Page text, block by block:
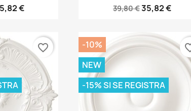
€
39,80 €35,82 €
favorite_border
-10%
NEW
-15% SI SE REGISTRA